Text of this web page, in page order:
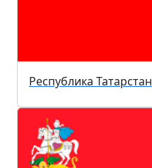
Республика Татарстан